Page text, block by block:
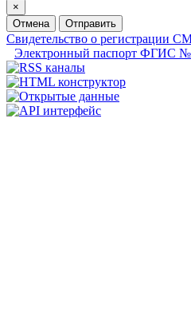
×
Отмена
Отправить
Свидетельство о регистрации
Электронный паспорт ФГИС